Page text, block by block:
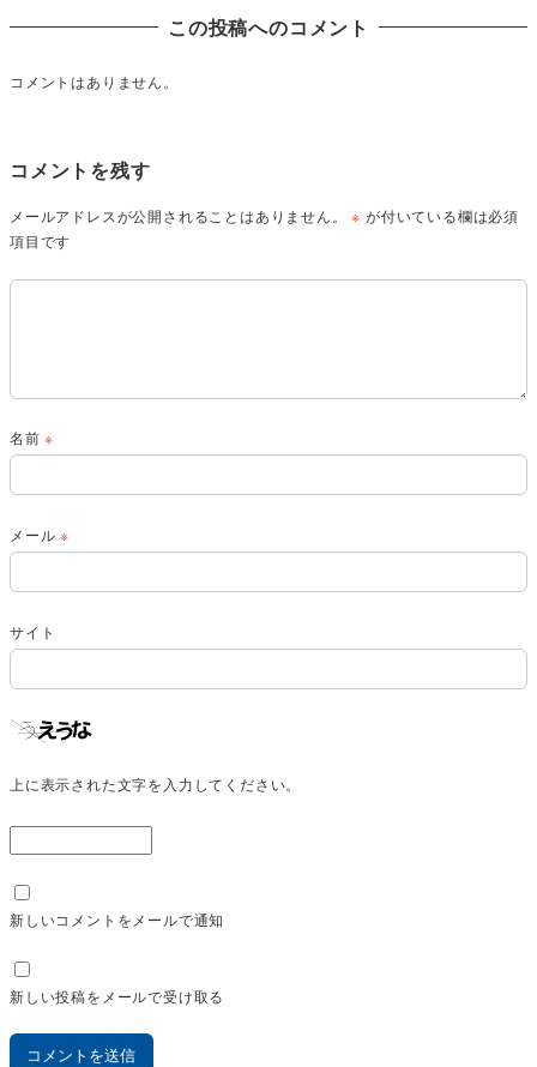
この投稿へのコメント
コメントはありません。
コメントを残す
メールアドレスが公開されることはありません。 ※ が付いている欄は必須
項目です
名前※
メール※
サイト
上に表示された文字を入力してください。
新しいコメントをメールで通知
新しい投稿をメールで受け取る